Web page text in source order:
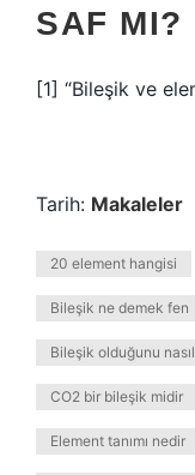
SAF MI?
[1] “Bileşik ve
Tarih: Makaleler
20 element hangisi
Bileşik ne demek fen
Bileşik olduğunu
CO2 bir bileşik midir
Element tanımı nedir